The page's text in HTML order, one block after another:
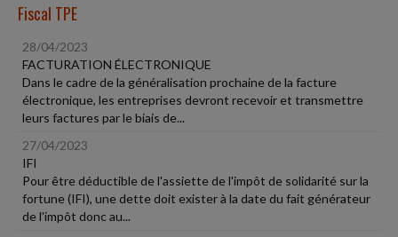
Fiscal TPE
28/04/2023
FACTURATION ÉLECTRONIQUE
Dans le cadre de la généralisation prochaine de la facture
électronique, les entreprises devront recevoir et transmettre
leurs factures par le biais de...
27/04/2023
IFI
Pour être déductible de l'assiette de l'impôt de solidarité sur la
fortune (IFI), une dette doit exister à la date du fait générateur
de l'impôt donc au...